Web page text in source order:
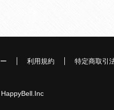
利用規約 特定商取引